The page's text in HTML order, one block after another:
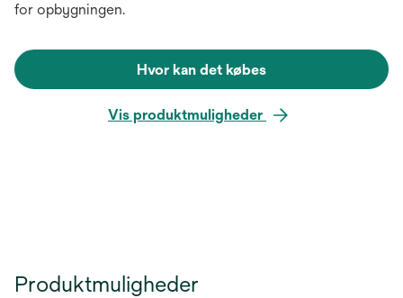
for opbygningen.
Hvor kan det købes
Vis produktmuligheder
Produktmuligheder